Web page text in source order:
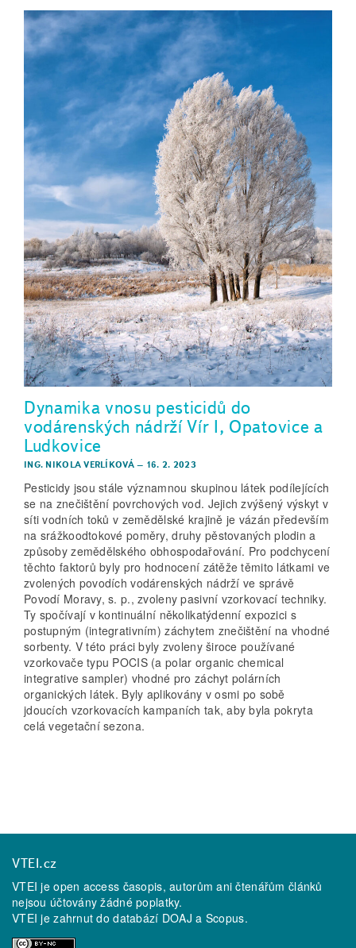
Dynamika vnosu pesticidů do
vodárenských nádrží Vír I, Opatovice a
Ludkovice
ING. NIKOLA VERLÍKOVÁ– 16. 2. 2023
Pesticidy jsou stále významnou skupinou látek podílejících
se na znečištění povrchových vod. Jejich zvýšený výskyt v
síti vodních toků v zemědělské krajině je vázán především
na srážkoodtokové poměry, druhy pěstovaných plodin a
způsoby zemědělského obhospodařování. Pro podchycení
těchto faktorů byly pro hodnocení zátěže těmito látkami ve
zvolených povodích vodárenských nádrží ve správě
Povodí Moravy, s. p., zvoleny pasivní vzorkovací techniky.
Ty spočívají v kontinuální několikatýdenní expozici s
postupným (integrativním) záchytem znečištění na vhodné
sorbenty. V této práci byly zvoleny široce používané
vzorkovače typu POCIS (a polar organic chemical
integrative sampler) vhodné pro záchyt polárních
organických látek. Byly aplikovány v osmi po sobě
jdoucích vzorkovacích kampaních tak, aby byla pokryta
celá vegetační sezona.
VTEI.cz
VTEI je open access časopis, autorům ani čtenářům článků
nejsou účtovány žádné poplatky.
VTEI je zahrnut do databází DOAJ a Scopus.